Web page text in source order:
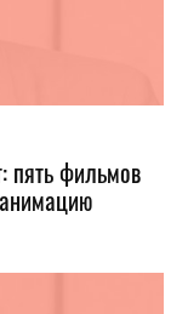
пять фильмов